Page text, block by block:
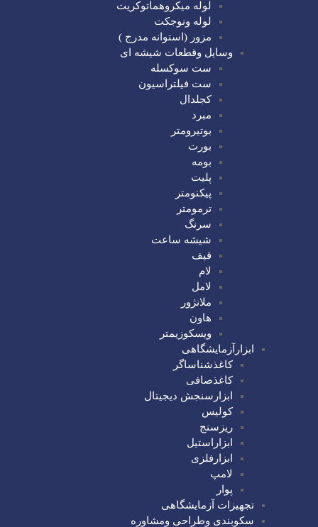
لوله میکروهماتوکریت
لوله ونوجکت
مزور (استوانه مدرج )
وسایل وقطعات شیشه ای
ست سوکسله
ست فیلتراسیون
کجلدال
مبرد
بوتیرومتر
بورت
بومه
پلیت
پیکنومتر
ترمومتر
سرنگ
شیشه ساعت
قیف
لام
لامل
ملانژور
هاون
ویسکوزیمتر
ابزارآزمایشگاهی
کاغذشناساگر
کاغذصافی
ابزارسنجش دیجیتال
کولیس
ریزسنج
ابزاراستیل
ابزارفلزی
لامپ
پوار
تجهیزات آزمایشگاهی
سکوبندی وطراحی ومشاوره